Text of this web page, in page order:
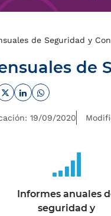
de Seguridad y
de
TwitterLinkedinWhatsapp
19/09/2020
Informes anuales
seguridad y